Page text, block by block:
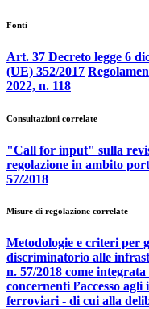
Fonti
Art. 37 Decreto legge 6
(UE) 352/2017
2022, n. 118
Consultazioni correlate
"Call for input" sulla
regolazione in ambito
57/2018
Misure di regolazione correlate
Metodologie e criteri per
discriminatorio alle
n. 57/2018 come
concernenti l’accesso
ferroviari - di cui alla